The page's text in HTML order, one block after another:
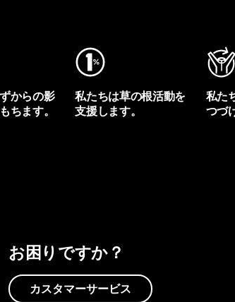
からの影
ちます。
私たちは草の根活動を
支援します。
私た
つづ
お困りですか？
カスタマーサービス